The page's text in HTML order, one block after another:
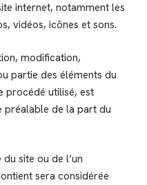
internet, notamment les
vidéos, icônes et sons.
modification,
partie des éléments du
procédé utilisé, est
préalable de la part du
site ou de l’un
sera considérée